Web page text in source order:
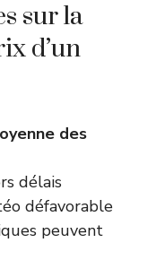
sur la
d’un
des
délais
défavorable
peuvent